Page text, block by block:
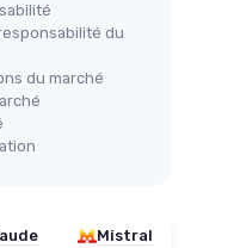
du
du marché
Mistral